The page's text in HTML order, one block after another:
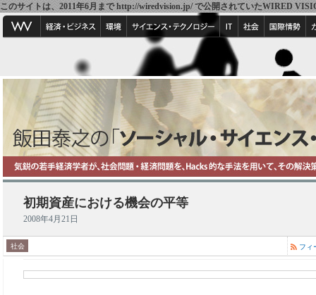
このサイトは、2011年6月まで http://wiredvision.jp/ で公開されていたWIRED
初期資産における機会の平等
2008年4月21日
社会 フィ